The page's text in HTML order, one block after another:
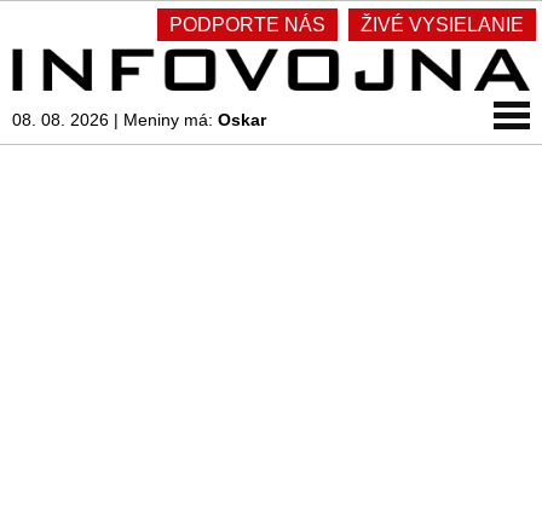
PODPORTE NÁS ŽIVÉ VYSIELANIE
08. 08. 2026 | Meniny má: Oskar